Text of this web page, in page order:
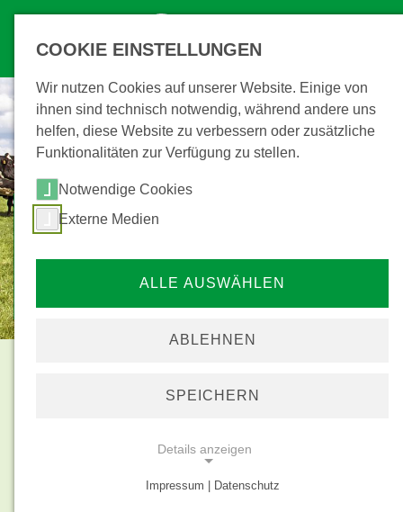
zum Formular Registrierung
Haltungsform Schweine- mäster
Informationen für Ihre
COOKIE EINSTELLUNGEN
Wir nutzen Cookies auf unserer Website. Einige von
ihnen sind technisch notwendig, während andere uns
helfen, diese Website zu verbessern oder zusätzliche
Funktionalitäten zur Verfügung zu stellen.
Notwendige Cookies
Externe Medien
ALLE AUSWÄHLEN
ABLEHNEN
SPEICHERN
Details anzeigen
Impressum | Datenschutz